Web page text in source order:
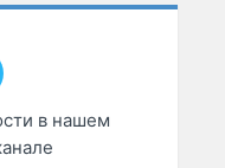
в нашем